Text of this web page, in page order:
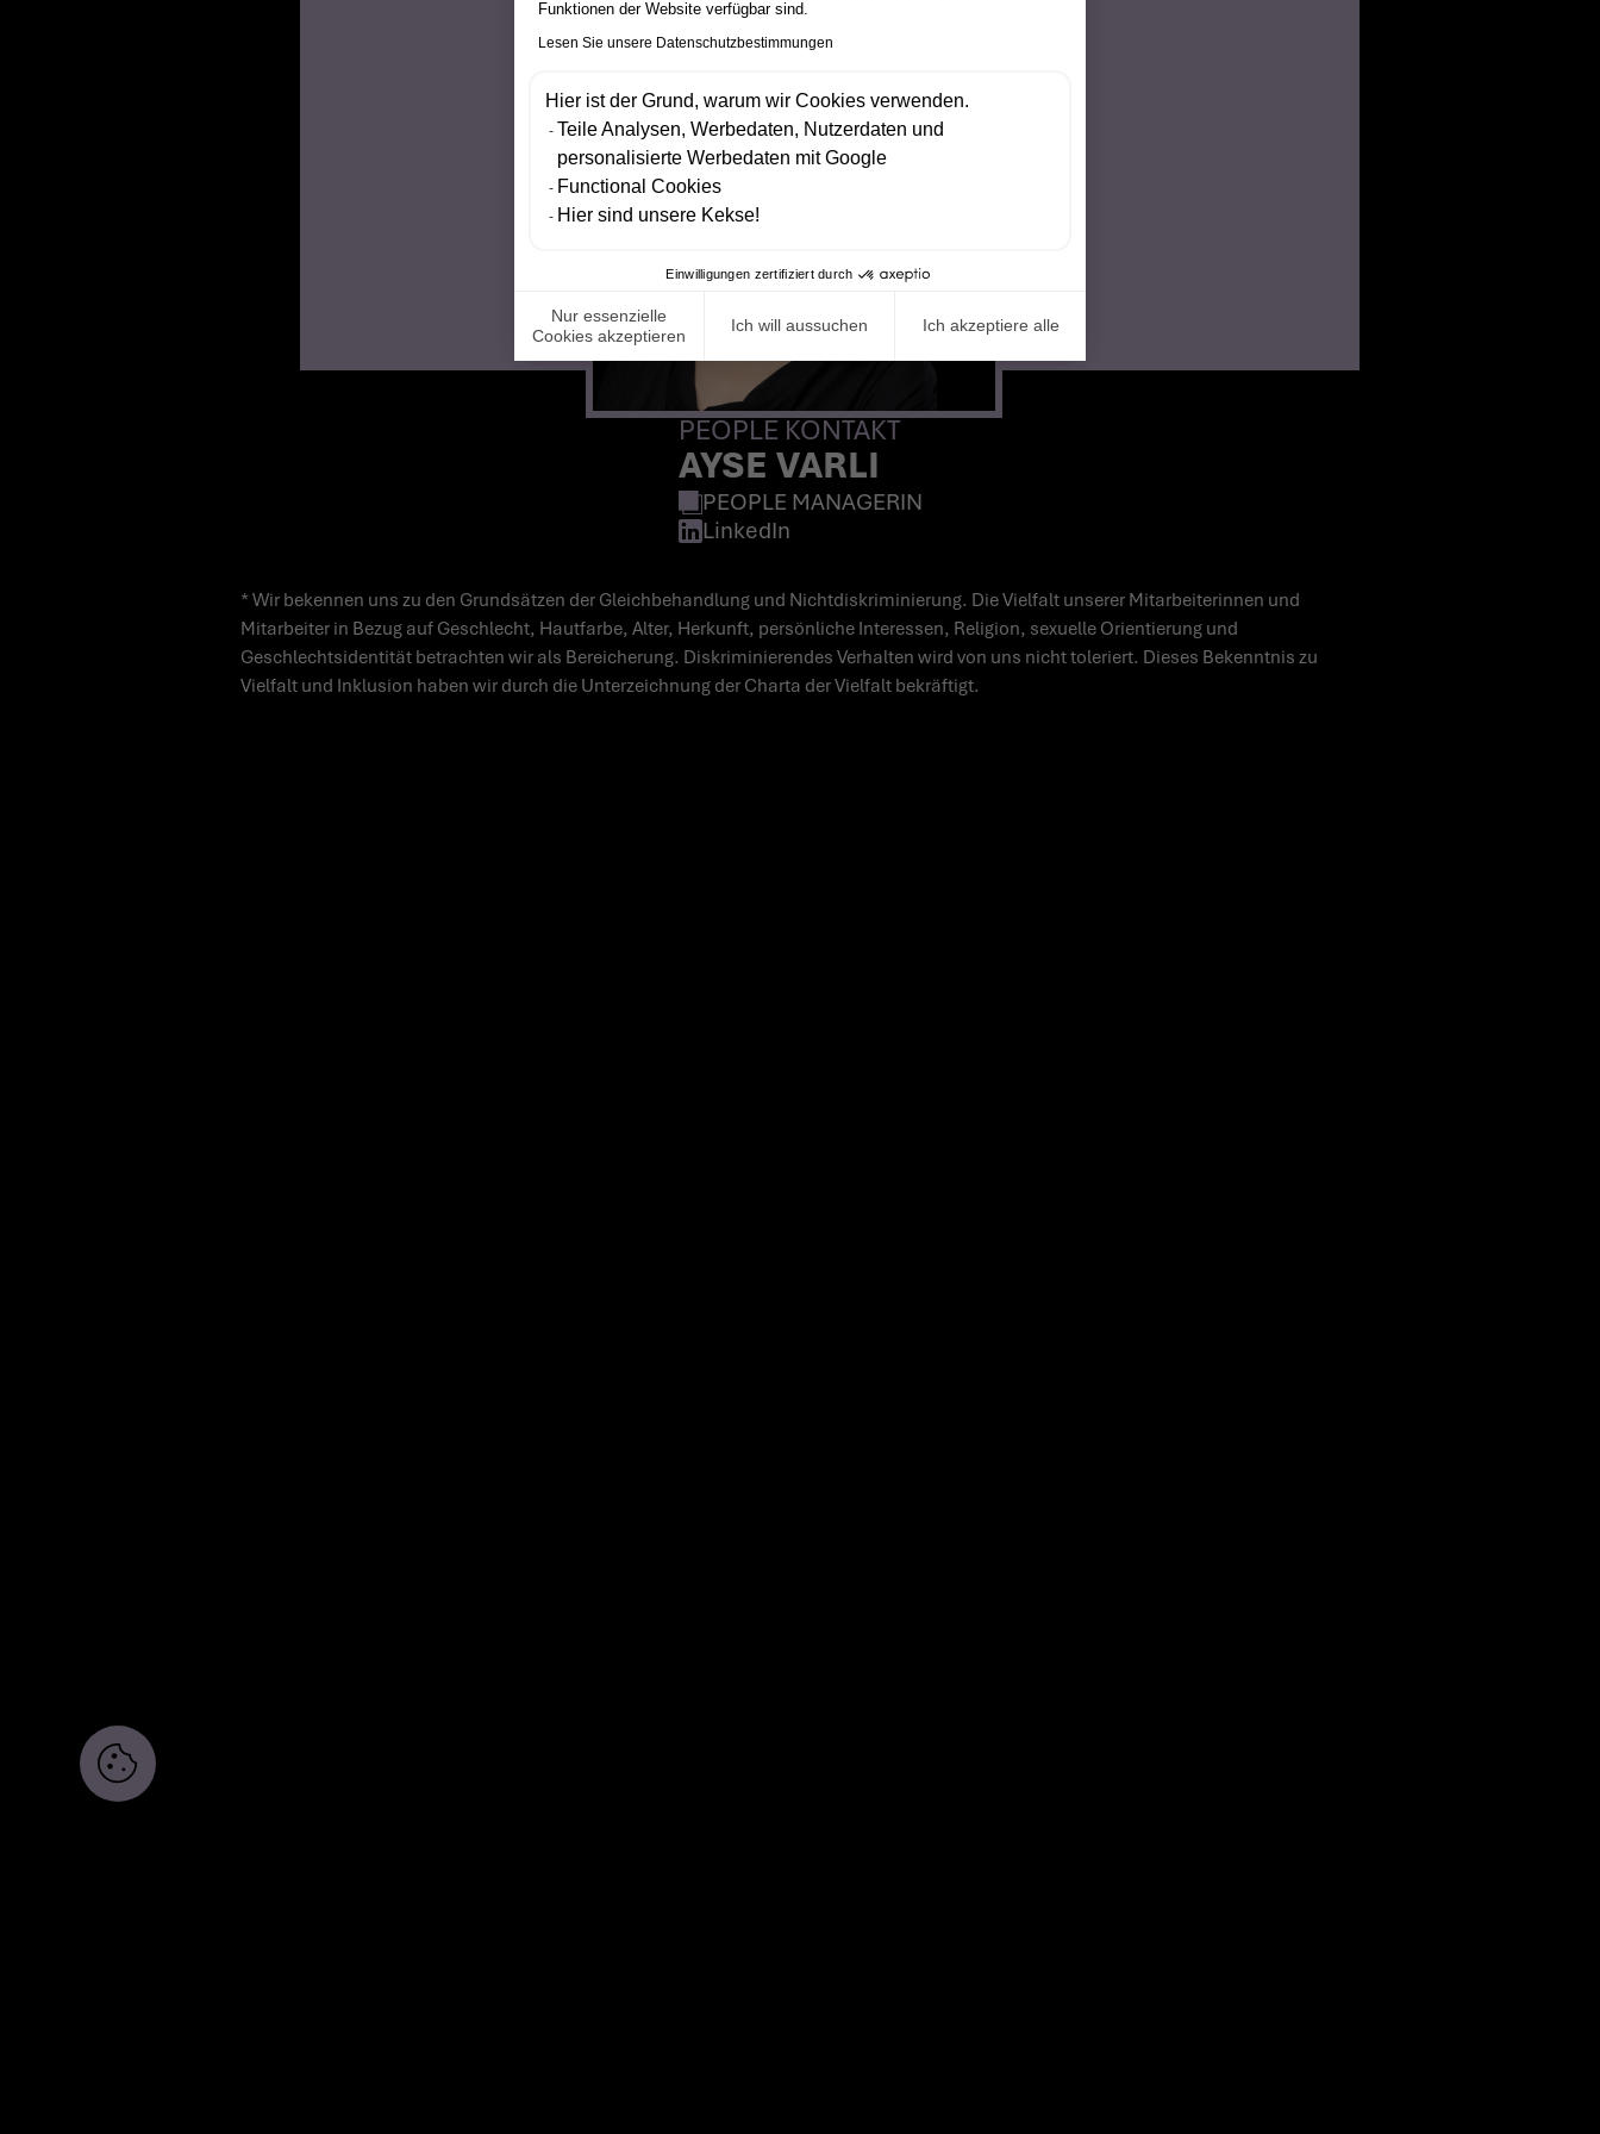
PEOPLE KONTAKT
AYSE VARLI
PEOPLE MANAGERIN
LinkedIn
* Wir bekennen uns zu den Grundsätzen der Gleichbehandlung und Nichtdiskriminierung. Die Vielfalt unserer Mitarbeiterinnen und
Mitarbeiter in Bezug auf Geschlecht, Hautfarbe, Alter, Herkunft, persönliche Interessen, Religion, sexuelle Orientierung und
Geschlechtsidentität betrachten wir als Bereicherung. Diskriminierendes Verhalten wird von uns nicht toleriert. Dieses Bekenntnis zu
Vielfalt und Inklusion haben wir durch die Unterzeichnung der Charta der Vielfalt bekräftigt.
Funktionen der Website verfügbar sind.
Lesen Sie unsere Datenschutzbestimmungen
Hier ist der Grund, warum wir Cookies verwenden.
Teile Analysen, Werbedaten, Nutzerdaten und
personalisierte Werbedaten mit Google
Functional Cookies
Hier sind unsere Kekse!
Einwilligungen zertifiziert durch
Nur essenzielle
Cookies akzeptieren
Ich will aussuchen Ich akzeptiere alle